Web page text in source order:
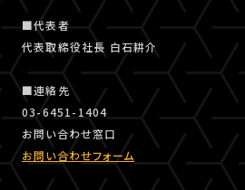
■代表者
代表取締役社長 白石耕介
■連絡先
03-6451-1404
お問い合わせ窓口
お問い合わせフォーム